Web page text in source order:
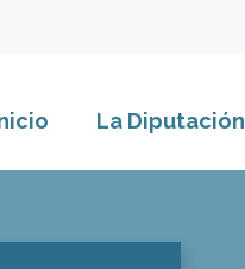
La Diputación